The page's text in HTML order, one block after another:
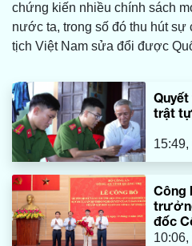
chứng kiến nhiều chính sách
nước ta, trong số đó thu hút sự
tịch Việt Nam sửa đổi được
trật
Công
đốc
cán